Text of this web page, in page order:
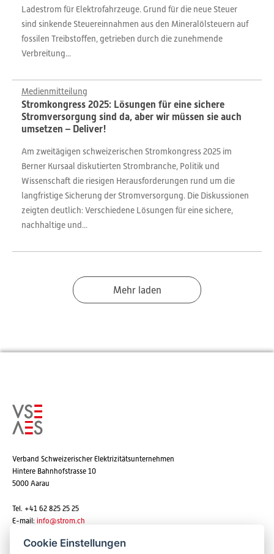
Ladestrom für Elektrofahrzeuge. Grund für die neue Steuer
sind sinkende Steuereinnahmen aus den Mineralölsteuern auf
fossilen Treibstoffen, getrieben durch die zunehmende
Verbreitung...
Medienmitteilung
Stromkongress 2025: Lösungen für eine sichere
Stromversorgung sind da, aber wir müssen sie auch
umsetzen – Deliver!
Am zweitägigen schweizerischen Stromkongress 2025 im
Berner Kursaal diskutierten Strombranche, Politik und
Wissenschaft die riesigen Herausforderungen rund um die
langfristige Sicherung der Stromversorgung. Die Diskussionen
zeigten deutlich: Verschiedene Lösungen für eine sichere,
nachhaltige und...
Mehr laden
Verband Schweizerischer Elektrizitätsunternehmen
Hintere Bahnhofstrasse 10
5000 Aarau
Tel. +41 62 825 25 25
E-mail: info@strom.ch
Cookie Einstellungen